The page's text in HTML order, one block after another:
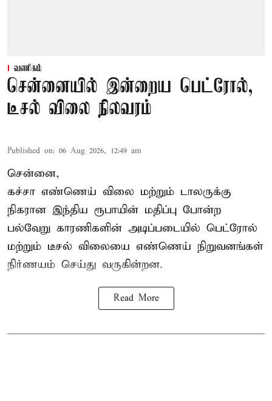
வணிகம்
சென்னையில் இன்றைய பெட்ரோல்,
டீசல் விலை நிலவரம்
Published on: 06 Aug 2026, 12:49 am
சென்னை,
கச்சா எண்ணெய் விலை மற்றும் டாலருக்கு
நிகரான இந்திய ரூபாயின் மதிப்பு போன்ற
பல்வேறு காரணிகளின் அடிப்படையில் பெட்ரோல்
மற்றும் டீசல் விலையை எண்ணெய் நிறுவனங்கள்
நிர்ணயம் செய்து வருகின்றன.
Read More